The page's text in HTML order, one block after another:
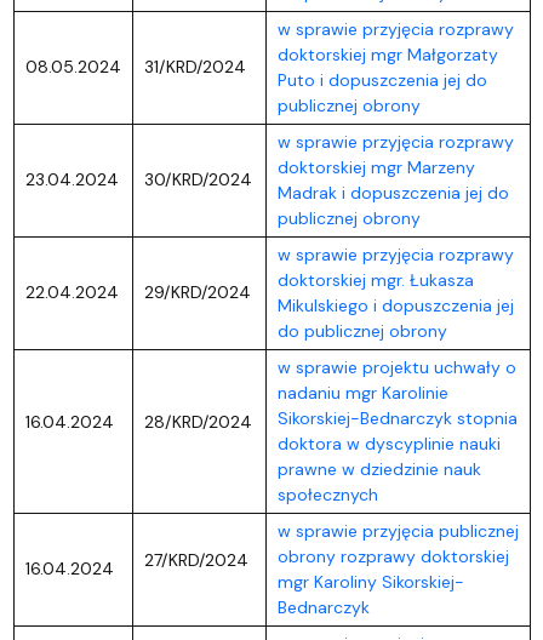
08.05.2024 31/KRD/2024
w sprawie przyjęcia rozprawy
doktorskiej mgr Małgorzaty
Puto i dopuszczenia jej do
publicznej obrony
23.04.2024 30/KRD/2024
w sprawie przyjęcia rozprawy
doktorskiej mgr Marzeny
Madrak i dopuszczenia jej do
publicznej obrony
22.04.2024 29/KRD/2024
w sprawie przyjęcia rozprawy
doktorskiej mgr. Łukasza
Mikulskiego i dopuszczenia jej
do publicznej obrony
16.04.2024 28/KRD/2024
w sprawie projektu uchwały o
nadaniu mgr Karolinie
Sikorskiej-Bednarczyk stopnia
doktora w dyscyplinie nauki
prawne w dziedzinie nauk
społecznych
16.04.2024 27/KRD/2024
w sprawie przyjęcia publicznej
obrony rozprawy doktorskiej
mgr Karoliny Sikorskiej-
Bednarczyk